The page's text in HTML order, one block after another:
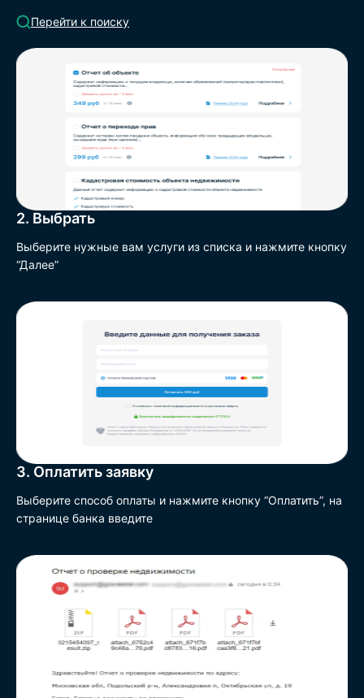
Перейти к поиску
2. Выбрать
Выберите нужные вам услуги из списка и нажмите кнопку
“Далее”
3. Оплатить заявку
Выберите способ оплаты и нажмите кнопку “Оплатить”, на
странице банка введите